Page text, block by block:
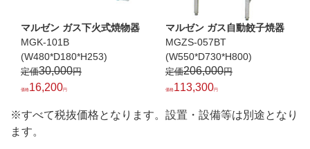
マルゼン ガス下火式焼物器
MGK-101B
(W480*D180*H253)
30,000
16,200
マルゼン ガス自動餃子焼器
MGZS-057BT
(W550*D730*H800)
206,000
113,300
※すべて税抜価格となります。設置・設備等は別途となり
ます。